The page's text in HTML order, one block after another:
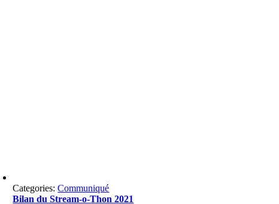
Categories:Communiqué
Bilan du Stream-o-Thon 2021